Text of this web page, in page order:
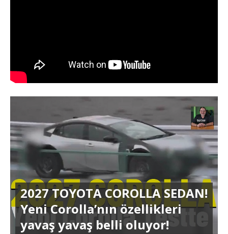
2027 TOYOTA COROLLA SEDAN!
Yeni Corolla’nın özellikleri
yavaş yavaş belli oluyor!